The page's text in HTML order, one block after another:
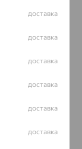
доставка
доставка
доставка
доставка
доставка
доставка